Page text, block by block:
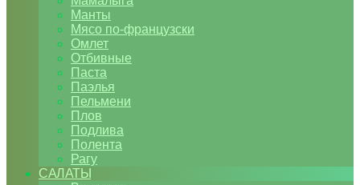
Манты
Мясо по-французски
Омлет
Отбивные
Паста
Паэлья
Пельмени
Плов
Подлива
Полента
Рагу
САЛАТЫ